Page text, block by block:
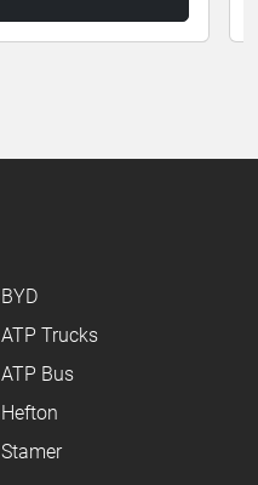
BYD
ATP Trucks
ATP Bus
Hefton
Stamer